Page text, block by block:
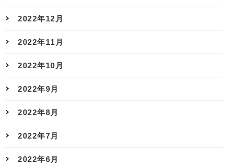
2022年12月
2022年11月
2022年10月
2022年9月
2022年8月
2022年7月
2022年6月